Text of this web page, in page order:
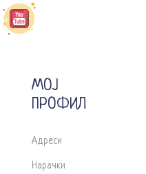
МОЈ
ПРОФИЛ
Адреси
Нарачки